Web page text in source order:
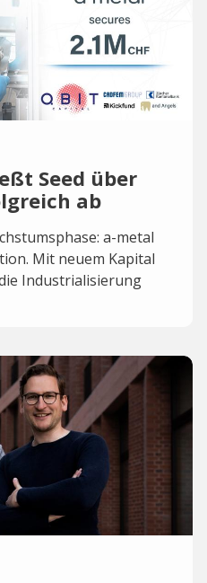
Seed über
ab
a-metal
Mit neuem Kapital
Industrialisierung